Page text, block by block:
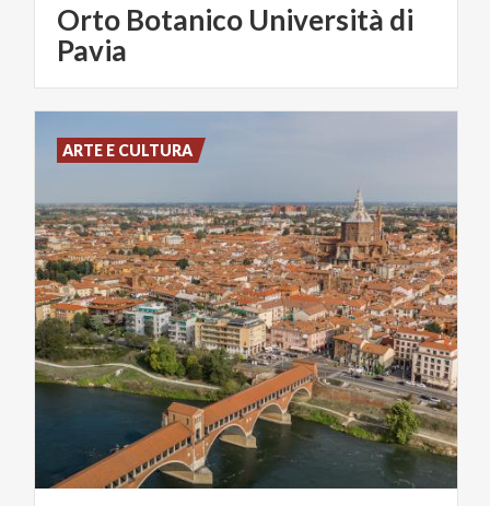
Orto Botanico Università di
Pavia
ARTE E CULTURA